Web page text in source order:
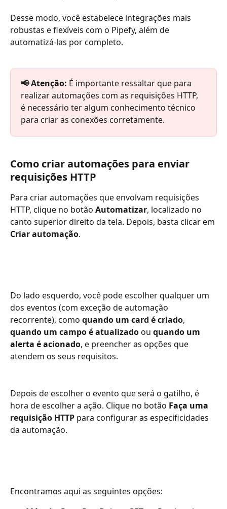
Desse modo, você estabelece integrações mais
robustas e flexíveis com o Pipefy, além de
automatizá-las por completo.
📢 Atenção: É importante ressaltar que para
realizar automações com as requisições HTTP,
é necessário ter algum conhecimento técnico
para criar as conexões corretamente.
Como criar automações para enviar
requisições HTTP
Para criar automações que envolvam requisições
HTTP, clique no botão Automatizar, localizado no
canto superior direito da tela. Depois, basta clicar em
Criar automação.
Do lado esquerdo, você pode escolher qualquer um
dos eventos (com exceção de automação
recorrente), como quando um card é criado,
quando um campo é atualizado ou quando um
alerta é acionado, e preencher as opções que
atendem os seus requisitos.
Depois de escolher o evento que será o gatilho, é
hora de escolher a ação. Clique no botão Faça uma
requisição HTTP para configurar as especificidades
da automação.
Encontramos aqui as seguintes opções: